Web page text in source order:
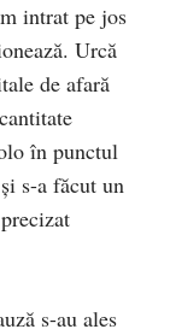
intrat pe jos
Urcă
de afară
în punctul
s-a făcut un
s-au ales